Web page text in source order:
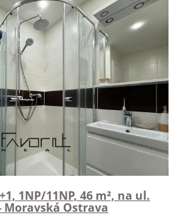
1NP/11NP, 46 m², na ul.
Moravská Ostrava